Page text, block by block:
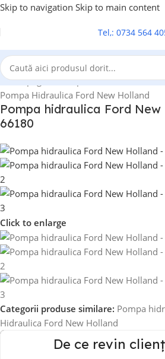
Skip to navigation Skip to main content
Tel,: 0734 564
Prima pagină/Pompa hidraulica/
Pompa Hidraulica Ford New Holland
Pompa hidraulica Ford New
66180
Click to enlarge
Categorii produse similare: Pompa
Hidraulica Ford New Holland
De ce revin